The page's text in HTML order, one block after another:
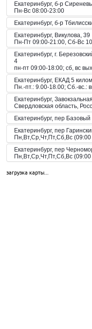
Екатеринбург, б-р
Пн-Вс 08:00-23:00
Екатеринбург, б-р
Екатеринбург, Викулова, 39
Пн-Пт 09:00-21:00, Сб-Вс
Екатеринбург, г.
4
пн-пт 09:00-18:00; сб, вс
Екатеринбург, ЕКАД 5
Пн.-пт.: 9.00-18.00; Сб.-вс.:
Екатеринбург,
Свердловская область,
Екатеринбург, пер Базовый
Екатеринбург, пер
Пн,Вт,Ср,Чт,Пт,Сб,Вс (09:00
Екатеринбург, пер
Пн,Вт,Ср,Чт,Пт,Сб,Вс (09:00
Пн-Вс 10:00-20:00
загрузка карты...